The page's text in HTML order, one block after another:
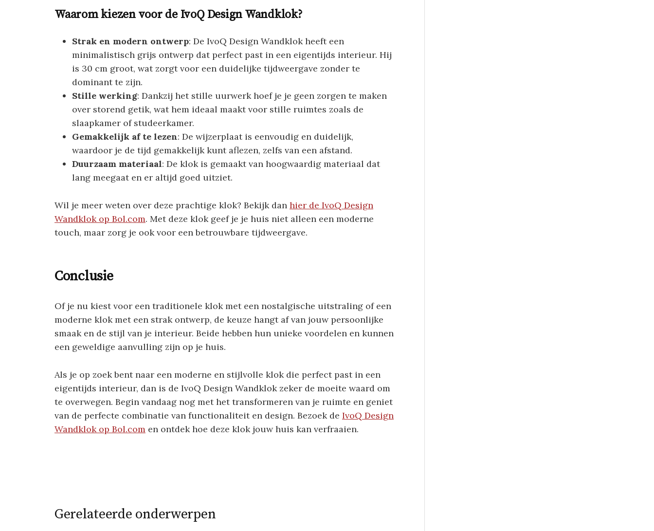
Waarom kiezen voor de IvoQ Design Wandklok?
Strak en modern ontwerp: De IvoQ Design Wandklok heeft een
minimalistisch grijs ontwerp dat perfect past in een eigentijds interieur. Hij
is 30 cm groot, wat zorgt voor een duidelijke tijdweergave zonder te
dominant te zijn.
Stille werking: Dankzij het stille uurwerk hoef je je geen zorgen te maken
over storend getik, wat hem ideaal maakt voor stille ruimtes zoals de
slaapkamer of studeerkamer.
Gemakkelijk af te lezen: De wijzerplaat is eenvoudig en duidelijk,
waardoor je de tijd gemakkelijk kunt aflezen, zelfs van een afstand.
Duurzaam materiaal: De klok is gemaakt van hoogwaardig materiaal dat
lang meegaat en er altijd goed uitziet.
Wil je meer weten over deze prachtige klok? Bekijk dan hier de IvoQ Design
Wandklok op Bol.com. Met deze klok geef je je huis niet alleen een moderne
touch, maar zorg je ook voor een betrouwbare tijdweergave.
Conclusie
Of je nu kiest voor een traditionele klok met een nostalgische uitstraling of een
moderne klok met een strak ontwerp, de keuze hangt af van jouw persoonlijke
smaak en de stijl van je interieur. Beide hebben hun unieke voordelen en kunnen
een geweldige aanvulling zijn op je huis.
Als je op zoek bent naar een moderne en stijlvolle klok die perfect past in een
eigentijds interieur, dan is de IvoQ Design Wandklok zeker de moeite waard om
te overwegen. Begin vandaag nog met het transformeren van je ruimte en geniet
van de perfecte combinatie van functionaliteit en design. Bezoek de IvoQ Design
Wandklok op Bol.com en ontdek hoe deze klok jouw huis kan verfraaien.
Gerelateerde onderwerpen